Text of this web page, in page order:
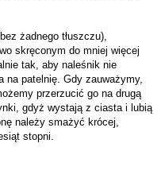
żadnego tłuszczu),
skręconym do mniej więcej
tak, aby naleśnik nie
na patelnię. Gdy zauważymy,
przerzucić go na drugą
gdyż wystają z ciasta i lubią
należy smażyć krócej,
stopni.